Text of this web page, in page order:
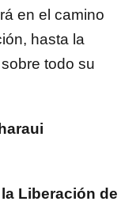
en el camino
hasta la
todo su
Liberación de